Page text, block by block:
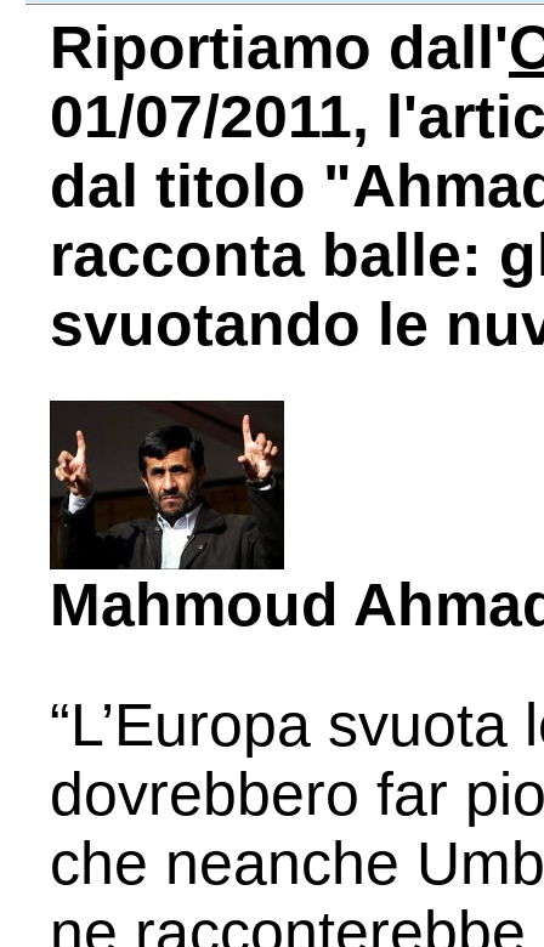
Riportiamo dall'
01/07/2011,
dal titolo
racconta balle:
svuotando le
Mahmoud
“L’Europa
dovrebbero far
che neanche
ne